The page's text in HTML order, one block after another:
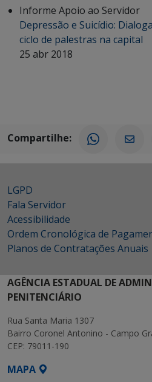
Informe Apoio ao Servidor
Depressão e Suicídio:
ciclo de palestras na capital
25 abr 2018
Compartilhe:
LGPD
Fala Servidor
Acessibilidade
Ordem Cronológica de
Planos de Contratações Anuais
AGÊNCIA ESTADUAL DE
PENITENCIÁRIO
Rua Santa Maria 1307
Bairro Coronel Antonino - Campo
CEP: 79011-190
MAPA